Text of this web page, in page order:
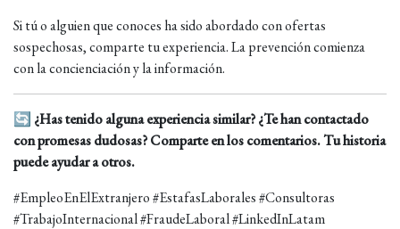
Si tú o alguien que conoces ha sido abordado con ofertas
sospechosas, comparte tu experiencia. La prevención comienza
con la concienciación y la información.
🔄 ¿Has tenido alguna experiencia similar? ¿Te han contactado
con promesas dudosas? Comparte en los comentarios. Tu historia
puede ayudar a otros.
#EmpleoEnElExtranjero #EstafasLaborales #Consultoras
#TrabajoInternacional #FraudeLaboral #LinkedInLatam